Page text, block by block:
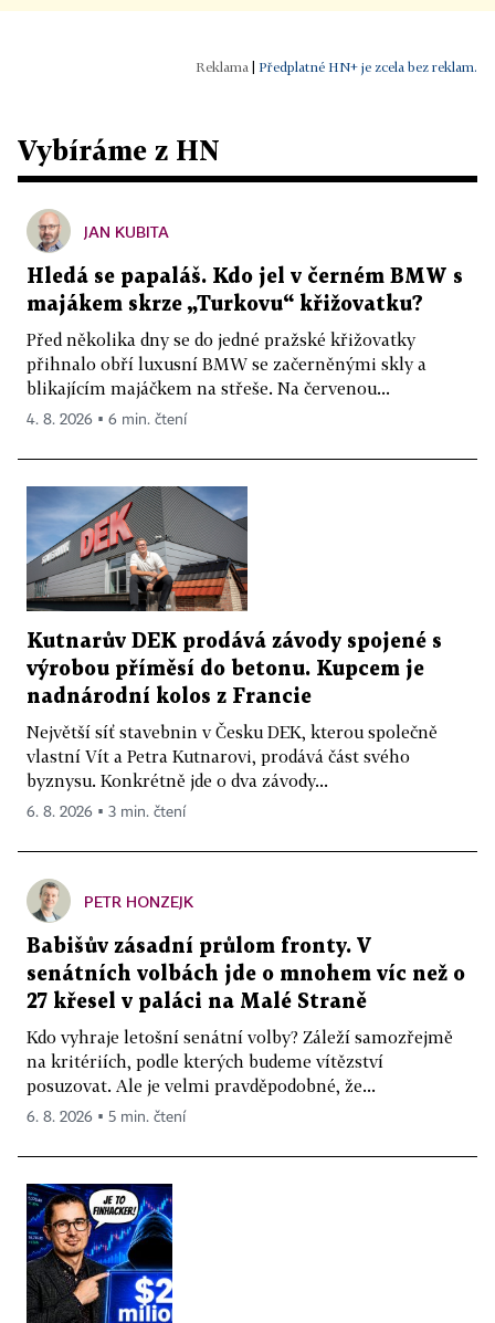
Předplatné HN+ je zcela bez reklam.
Vybíráme z HN
JAN KUBITA
Hledá se papaláš. Kdo jel v černém BMW s
majákem skrze „Turkovu“ křižovatku?
Před několika dny se do jedné pražské křižovatky
přihnalo obří luxusní BMW se začerněnými skly a
blikajícím majáčkem na střeše. Na červenou...
4. 8. 2026 ▪ 6 min. čtení
Kutnarův DEK prodává závody spojené s
výrobou příměsí do betonu. Kupcem je
nadnárodní kolos z Francie
Největší síť stavebnin v Česku DEK, kterou společně
vlastní Vít a Petra Kutnarovi, prodává část svého
byznysu. Konkrétně jde o dva závody...
6. 8. 2026 ▪ 3 min. čtení
PETR HONZEJK
Babišův zásadní průlom fronty. V
senátních volbách jde o mnohem víc než o
27 křesel v paláci na Malé Straně
Kdo vyhraje letošní senátní volby? Záleží samozřejmě
na kritériích, podle kterých budeme vítězství
posuzovat. Ale je velmi pravděpodobné, že...
6. 8. 2026 ▪ 5 min. čtení